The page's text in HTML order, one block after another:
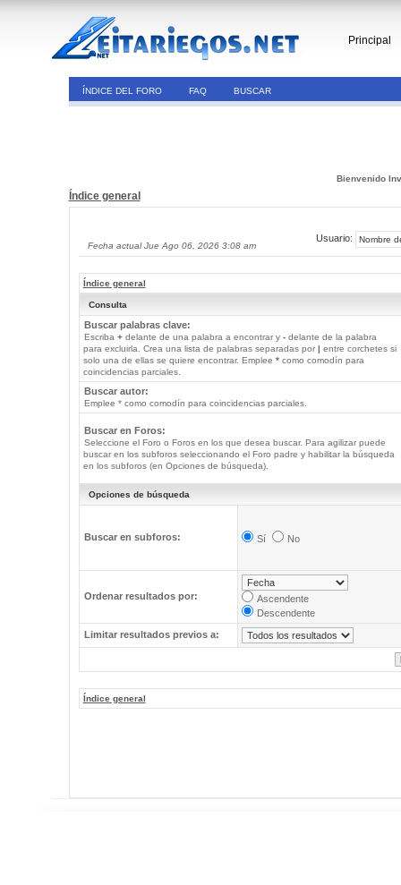
Principal
ÍNDICE DEL FORO FAQ BUSCAR
Bienvenido
Índice general
Fecha actual Jue Ago 06, 2026 3:08 am
Usuario:
Índice general
Consulta
Buscar palabras clave:
Escriba +delante de una palabra a encontrar y -delante de la palabra
para excluirla. Crea una lista de palabras separadas por | entre corchetes si
solo una de ellas se quiere encontrar. Emplee *como comodín para
coincidencias parciales.
Buscar autor:
Emplee * como comodín para coincidencias parciales.
Buscar en Foros:
Seleccione el Foro o Foros en los que desea buscar. Para agilizar puede
buscar en los subforos seleccionando el Foro padre y habilitar la búsqueda
en los subforos (en Opciones de búsqueda).
Opciones de búsqueda
Buscar en subforos: Sí No
Ordenar resultados por:
Ascendente
Descendente
Limitar resultados previos a:
Índice general